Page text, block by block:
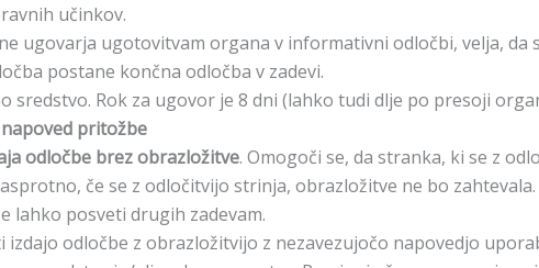
učinkov.
ugovarja ugotovitvam organa v informativni odločbi, velja, da
postane končna odločba v zadevi.
sredstvo. Rok za ugovor je 8 dni (lahko tudi dlje po presoji
pritožbe
odločbe brez obrazložitve. Omogoči se, da stranka, ki se z
če se z odločitvijo strinja, obrazložitve ne bo
lahko posveti drugih zadevam.
izdajo odločbe z obrazložitvijo z nezavezujočo napovedjo